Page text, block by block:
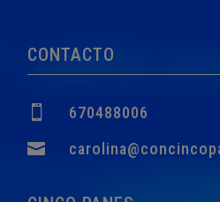
760,00€.
749,00€.
CONTACTO
 670488006
